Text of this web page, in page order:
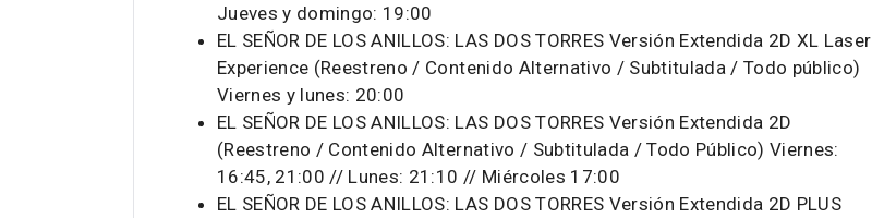
Jueves y domingo: 19:00
EL SEÑOR DE LOS ANILLOS: LAS DOS TORRES Versión Extendida 2D XL Laser
Experience (Reestreno / Contenido Alternativo / Subtitulada / Todo público)
Viernes y lunes: 20:00
EL SEÑOR DE LOS ANILLOS: LAS DOS TORRES Versión Extendida 2D
(Reestreno / Contenido Alternativo / Subtitulada / Todo Público) Viernes:
16:45, 21:00 // Lunes: 21:10 // Miércoles 17:00
EL SEÑOR DE LOS ANILLOS: LAS DOS TORRES Versión Extendida 2D PLUS